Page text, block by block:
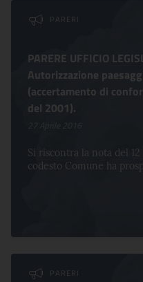
Lista dei comunicati
PARERI
PARERE UFFICIO
Autorizzazione
(accertamento di
del 2001).
27 Aprile 2016
Si riscontra la nota del
codesto Comune ha
PARERI